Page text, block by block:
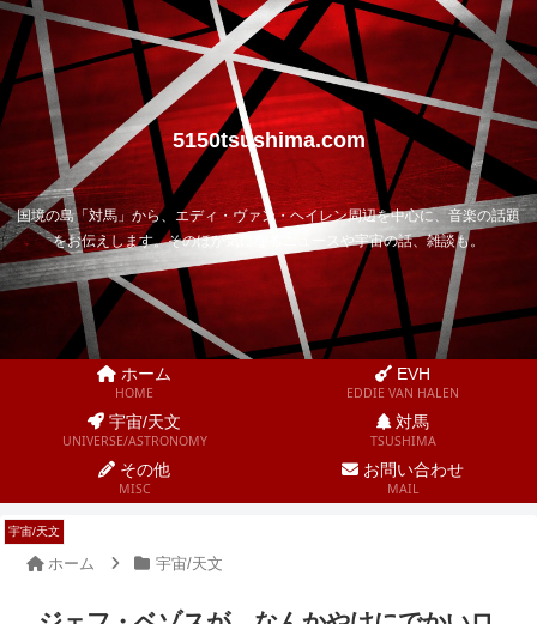
5150tsushima.com
国境の島「対馬」から、エディ・ヴァン・ヘイレン周辺を中心に、音楽の話題
をお伝えします。そのほか気になるニュースや宇宙の話、雑談も。
ホーム
HOME
EVH
EDDIE VAN HALEN
宇宙/天文
UNIVERSE/ASTRONOMY
対馬
TSUSHIMA
その他
MISC
お問い合わせ
MAIL
ホーム 宇宙/天文
宇宙/天文